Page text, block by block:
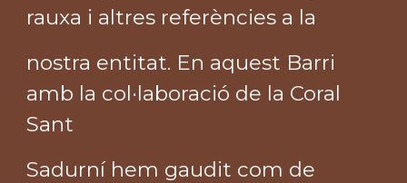
rauxa i altres referències a la
nostra entitat. En aquest Barri
amb la col·laboració de la Coral
Sant
Sadurní hem gaudit com de